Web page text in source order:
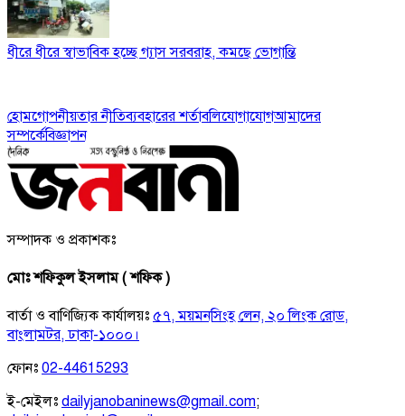
ধীরে ধীরে স্বাভাবিক হচ্ছে গ্যাস সরবরাহ, কমছে ভোগান্তি
হোমগোপনীয়তার নীতিব্যবহারের শর্তাবলিযোগাযোগআমাদের
সম্পর্কেবিজ্ঞাপন
সম্পাদক ও প্রকাশকঃ
মোঃ শফিকুল ইসলাম ( শফিক )
বার্তা ও বাণিজ্যিক কার্যালয়ঃ ৫৭, ময়মনসিংহ লেন, ২০ লিংক রোড,
বাংলামটর, ঢাকা-১০০০।
ফোনঃ 02-44615293
ই-মেইলঃ dailyjanobaninews@gmail.com;